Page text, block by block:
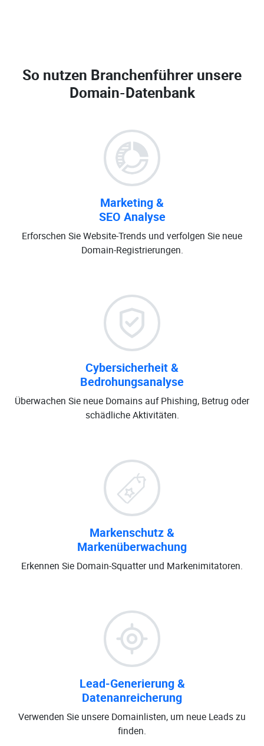
So nutzen Branchenführer unsere
Domain-Datenbank
Marketing &
SEO Analyse
Erforschen Sie Website-Trends und verfolgen Sie neue
Domain-Registrierungen.
Cybersicherheit &
Bedrohungsanalyse
Überwachen Sie neue Domains auf Phishing, Betrug oder
schädliche Aktivitäten.
Markenschutz &
Markenüberwachung
Erkennen Sie Domain-Squatter und Markenimitatoren.
Lead-Generierung &
Datenanreicherung
Verwenden Sie unsere Domainlisten, um neue Leads zu
finden.